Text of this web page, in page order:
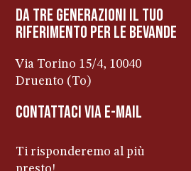
da tre generazioni il tuo
riferimento per le bevanDe
Via Torino 15/4, 10040
Druento (To)
contattaci via e-mail
Ti risponderemo al più